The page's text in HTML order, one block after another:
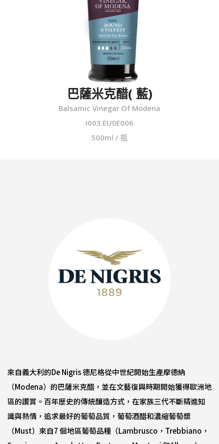
巴薩米克醋( 藍)
Balsamic Vinegar Of Modena
I003.EU0E006
500ml / 瓶
來自義大利的De Nigris 德尼格從中世紀開始生產摩德納
（Modena）的巴薩米克醋，並在文藝復興時期開始獲得歐洲地
區的讚賞。百年歷史的傳統釀造方式，在家族三代不斷精進知
識與熱情，追求最好的葡萄品質，葡萄酒醋和濃縮葡萄漿
（Must）來自7 個地區葡萄品種（Lambrusco，Trebbiano，